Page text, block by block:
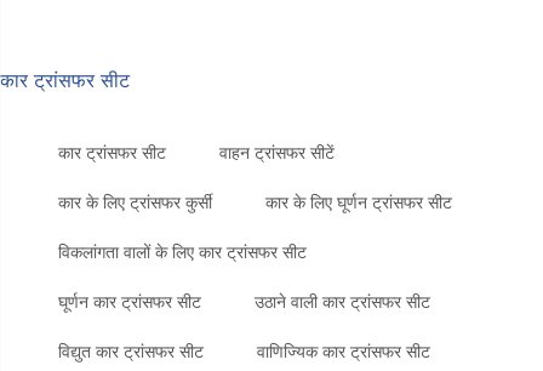
कार ट्रांसफर सीट
कार ट्रांसफर सीट वाहन ट्रांसफर सीटें
कार के लिए ट्रांसफर कुर्सी कार के लिए घूर्णन ट्रांसफर सीट
विकलांगता वालों के लिए कार ट्रांसफर सीट
घूर्णन कार ट्रांसफर सीट उठाने वाली कार ट्रांसफर सीट
विद्युत कार ट्रांसफर सीट वाणिज्यिक कार ट्रांसफर सीट